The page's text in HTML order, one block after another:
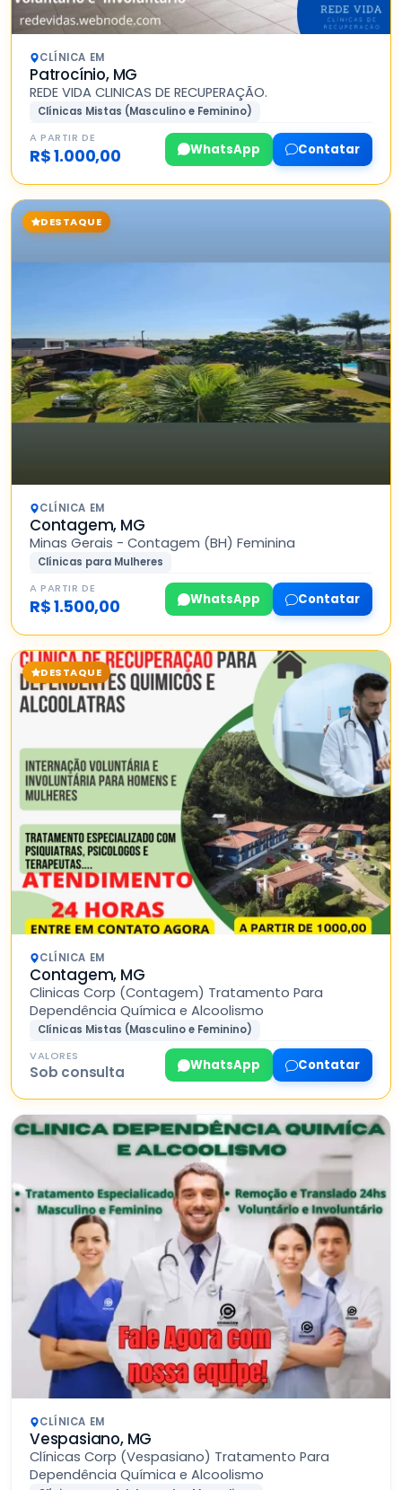
CLÍNICA EM
Patrocínio, MG
REDE VIDA CLINICAS DE RECUPERAÇÃO.
Clínicas Mistas (Masculino e Feminino)
A PARTIR DE
R$ 1.000,00 WhatsApp Contatar
DESTAQUE
CLÍNICA EM
Contagem, MG
Minas Gerais - Contagem (BH) Feminina
Clínicas para Mulheres
A PARTIR DE
R$ 1.500,00 WhatsApp Contatar
DESTAQUE
CLÍNICA EM
Contagem, MG
Clinicas Corp (Contagem) Tratamento Para
Dependência Química e Alcoolismo
Clínicas Mistas (Masculino e Feminino)
VALORES
Sob consulta WhatsApp Contatar
CLÍNICA EM
Vespasiano, MG
Clínicas Corp (Vespasiano) Tratamento Para
Dependência Química e Alcoolismo